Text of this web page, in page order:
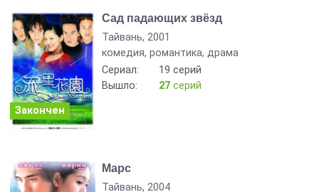
Сад падающих звёзд
Тайвань, 2001
комедия, романтика, драма
Сериал:
19 серий
Вышло:
27 серий
Закончен
Марс
Тайвань, 2004